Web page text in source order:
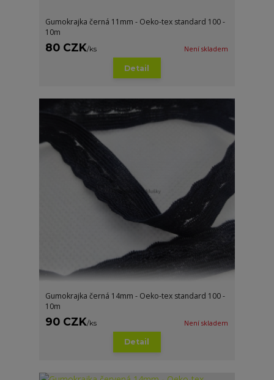
Gumokrajka černá 11mm - Oeko-tex standard 100 -
10m
80 CZK/ks Není skladem
Detail
Gumokrajka černá 14mm - Oeko-tex standard 100 -
10m
90 CZK/ks Není skladem
Detail